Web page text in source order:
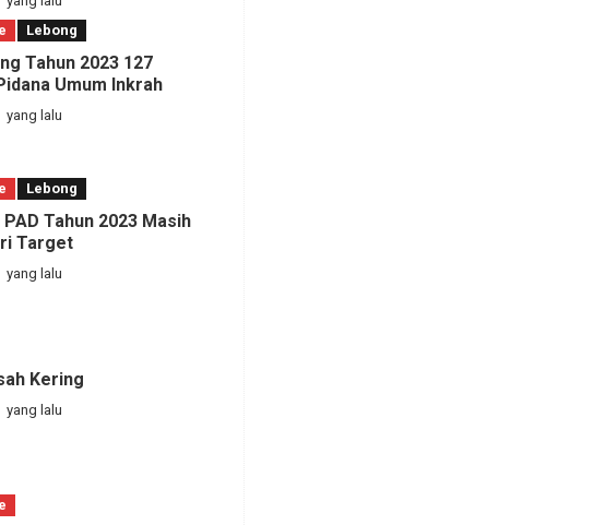
Lebong
Tahun 2023 127
Umum Inkrah
yang lalu
Lebong
PAD Tahun 2023 Masih
Target
yang lalu
Kering
yang lalu